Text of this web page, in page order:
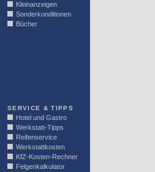
Kleinanzeigen
Sonderkonditionen
Bücher
SERVICE & TIPPS
Hotel und Gastro
Werkstatt-Tipps
Reifenservice
Werkstattkosten
KfZ-Kosten-Rechner
Felgenkalkulator